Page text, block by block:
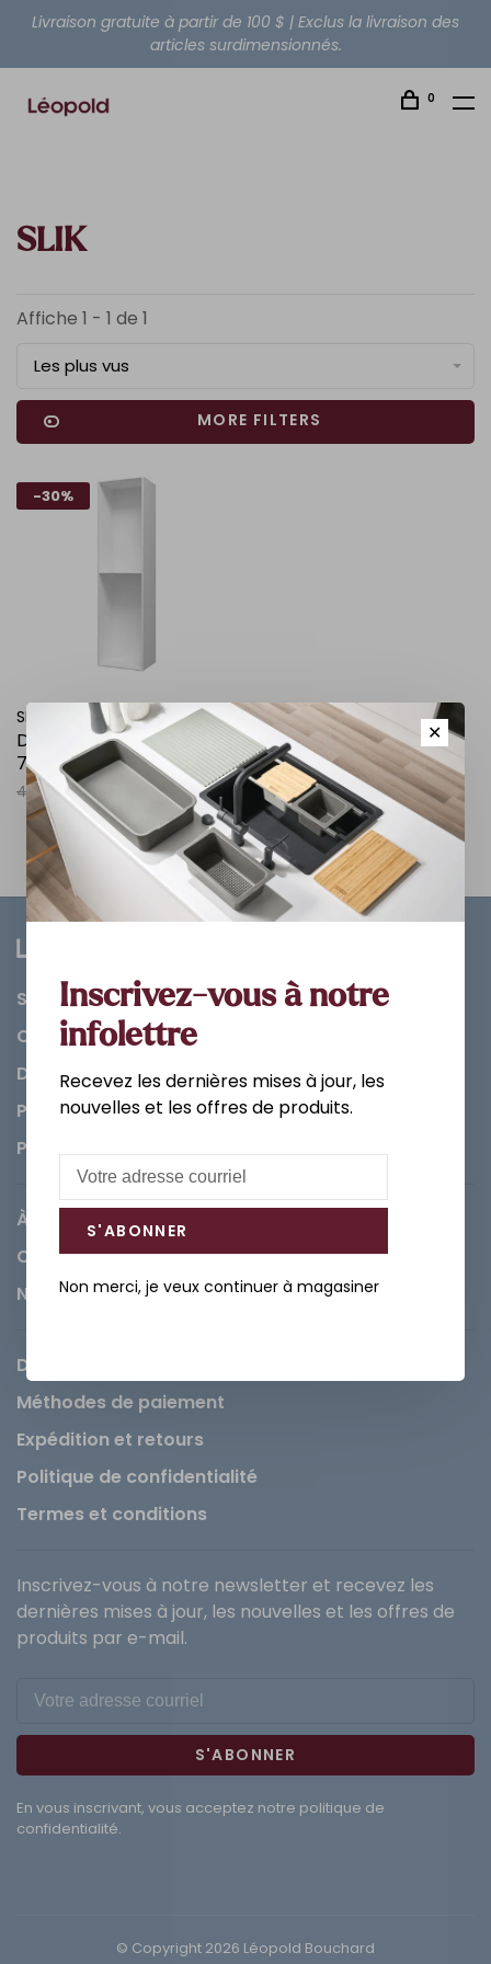
Livraison gratuite à partir de 100 $ | Exclus la livraison des
articles surdimensionnés.
0
SLIK
Affiche 1 - 1 de 1
Les plus vus
MORE FILTERS
-30%
SLIK
Demo cabinet mural 5-
7/8 x 30 x 7-7/8 blanc
450,00$CA 315,00$CA
Salle de bain
Cuisine
Décorations et Accessoires
Peintures
Pièces
À propos de Léopold
Carrières
Nous contacter
Demande de service
Méthodes de paiement
Expédition et retours
Politique de confidentialité
Termes et conditions
Inscrivez-vous à notre newsletter et recevez les
dernières mises à jour, les nouvelles et les offres de
produits par e-mail.
S'ABONNER
En vous inscrivant, vous acceptez notre politique de
confidentialité.
© Copyright 2026 Léopold Bouchard
✕
Inscrivez-vous à notre
infolettre
Recevez les dernières mises à jour, les
nouvelles et les offres de produits.
S'ABONNER
Non merci, je veux continuer à magasiner